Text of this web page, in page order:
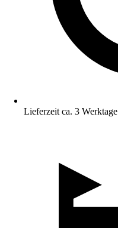
Lieferzeit ca. 3 Werktage